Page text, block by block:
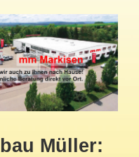
Müller: